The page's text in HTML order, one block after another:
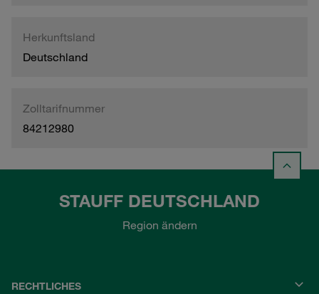
Herkunftsland
Deutschland
Zolltarifnummer
84212980
STAUFF DEUTSCHLAND
Region ändern
RECHTLICHES